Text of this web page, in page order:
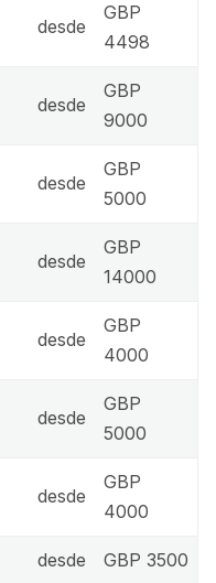
desde
GBP
4498
desde
GBP
9000
desde
GBP
5000
desde
GBP
14000
desde
GBP
4000
desde
GBP
5000
desde
GBP
4000
desde GBP 3500